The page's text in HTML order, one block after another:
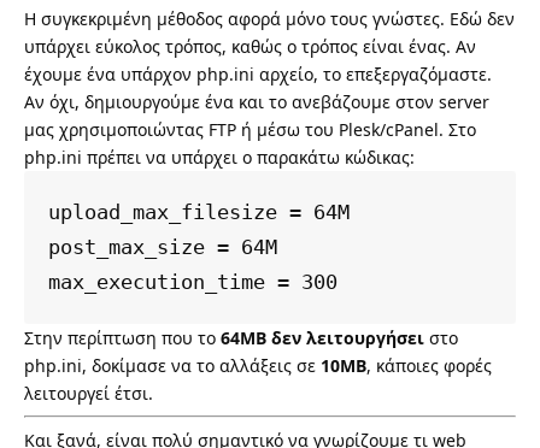
Η συγκεκριμένη μέθοδος αφορά μόνο τους γνώστες. Εδώ δεν
υπάρχει εύκολος τρόπος, καθώς ο τρόπος είναι ένας. Αν
έχουμε ένα υπάρχον php.ini αρχείο, το επεξεργαζόμαστε.
Αν όχι, δημιουργούμε ένα και το ανεβάζουμε στον server
μας χρησιμοποιώντας FTP ή μέσω του Plesk/cPanel. Στο
php.ini πρέπει να υπάρχει ο παρακάτω κώδικας:
upload_max_filesize = 64M
post_max_size = 64M
max_execution_time = 300
Στην περίπτωση που το 64MB δεν λειτουργήσει στο
php.ini, δοκίμασε να το αλλάξεις σε 10MB, κάποιες φορές
λειτουργεί έτσι.
Και ξανά, είναι πολύ σημαντικό να γνωρίζουμε τι web